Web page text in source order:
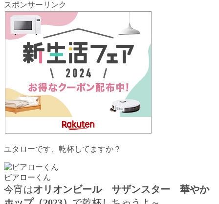
スポンサーリンク
ユタローです、乾杯してますか？
ビアローくん
今宵はオリオンビール サザンスター 華やか